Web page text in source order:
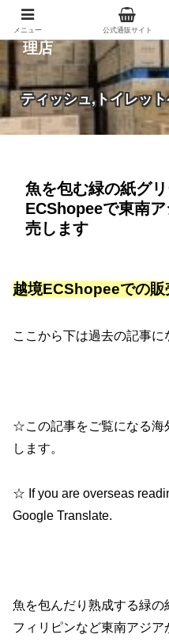
紙（家庭紙・包装紙
理店
ティッシュ,トイレッ
魚を包む緑の紙グ
ECShopeeで東南
売します
越境ECShopeeでの販
ここから下は過去の記事に
☆この記事をご覧になる海
します。
☆ If you are overseas
Google Translate.
魚を包んだり熟成する緑の
フィリピンなど東南アジ
メニュー 公式通販サイト